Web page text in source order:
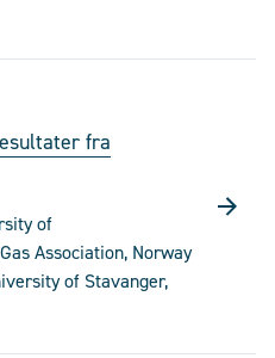
fra
of
Association, Norway
of Stavanger,